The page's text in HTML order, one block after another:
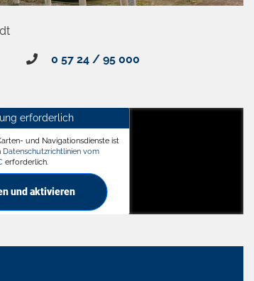
0 57 24 / 95 000
erforderlich
und Navigationsdienste ist
Datenschutzrichtlinien vom
erforderlich.
und aktivieren